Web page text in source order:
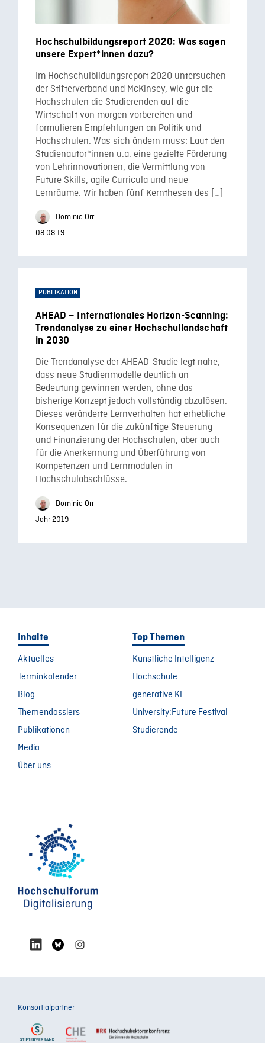
Hochschulbildungsreport 2020: Was sagen
unsere Expert*innen dazu?
Im Hochschulbildungsreport 2020 untersuchen
der Stifterverband und McKinsey, wie gut die
Hochschulen die Studierenden auf die
Wirtschaft von morgen vorbereiten und
formulieren Empfehlungen an Politik und
Hochschulen. Was sich ändern muss: Laut den
Studienautor*innen u.a. eine gezielte Förderung
von Lehrinnovationen, die Vermittlung von
Future Skills, agile Curricula und neue
Lernräume. Wir haben fünf Kernthesen des […]
Dominic Orr
08.08.19
PUBLIKATION
AHEAD – Internationales Horizon-Scanning:
Trendanalyse zu einer Hochschullandschaft
in 2030
Die Trendanalyse der AHEAD-Studie legt nahe,
dass neue Studienmodelle deutlich an
Bedeutung gewinnen werden, ohne das
bisherige Konzept jedoch vollständig abzulösen.
Dieses veränderte Lernverhalten hat erhebliche
Konsequenzen für die zukünftige Steuerung
und Finanzierung der Hochschulen, aber auch
für die Anerkennung und Überführung von
Kompetenzen und Lernmodulen in
Hochschulabschlüsse.
Dominic Orr
Jahr 2019
Inhalte
Aktuelles
Terminkalender
Blog
Themendossiers
Publikationen
Media
Über uns
Top Themen
Künstliche Intelligenz
Hochschule
generative KI
University:Future Festival
Studierende
Konsortialpartner